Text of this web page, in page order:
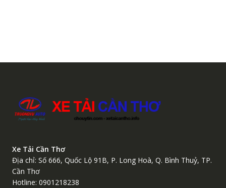
Xe Tải Cần Thơ
Địa chỉ: Số 666, Quốc Lộ 91B, P. Long Hoà, Q. Bình Thuỷ, TP.
Cần Thơ
Hotline: 0901218238